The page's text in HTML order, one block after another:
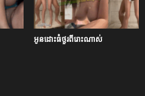
អូនដោះធំថ្ងូរពីរោះណាស់